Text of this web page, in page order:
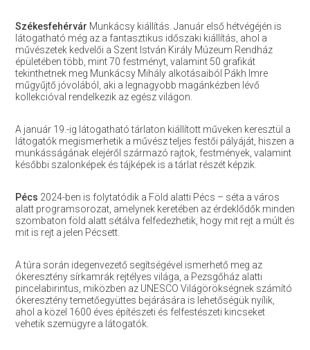
Székesfehérvár Munkácsy kiállítás. Január első hétvégéjén is
látogatható még az a fantasztikus időszaki kiállítás, ahol a
művészetek kedvelői a Szent István Király Múzeum Rendház
épületében több, mint 70 festményt, valamint 50 grafikát
tekinthetnek meg Munkácsy Mihály alkotásaiból Pákh Imre
műgyűjtő jóvolából, aki a legnagyobb magánkézben lévő
kollekcióval rendelkezik az egész világon.
A január 19.-ig látogatható tárlaton kiállított műveken keresztül a
látogatók megismerhetik a művész teljes festői pályáját, hiszen a
munkásságának elejéről származó rajtok, festmények, valamint
későbbi szalonképek és tájképek is a tárlat részét képzik.
Pécs 2024-ben is folytatódik a Föld alatti Pécs – séta a város
alatt programsorozat, amelynek keretében az érdeklődők minden
szombaton föld alatt sétálva felfedezhetik, hogy mit rejt a múlt és
mit is rejt a jelen Pécsett.
A túra során idegenvezető segítségével ismerhető meg az
ókeresztény sírkamrák rejtélyes világa, a Pezsgőház alatti
pincelabirintus, miközben az UNESCO Világörökségnek számító
ókeresztény temetőegyüttes bejárására is lehetőségük nyílik,
ahol a közel 1600 éves építészeti és felfestészeti kincseket
vehetik szemügyre a látogatók.